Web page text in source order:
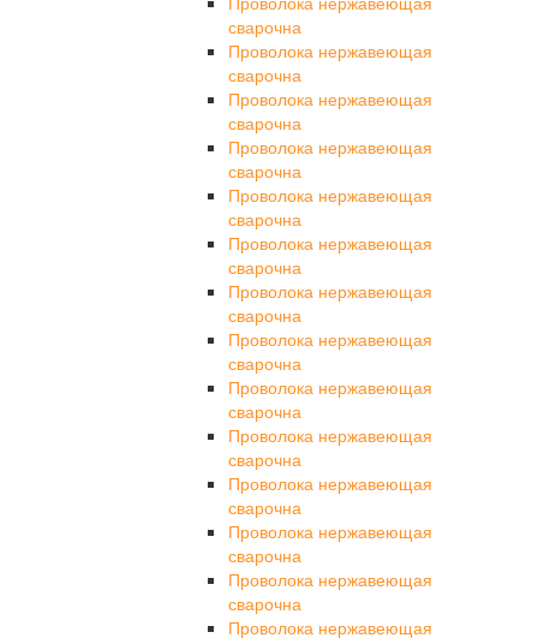
сварочна
Проволока нержавеющая
сварочна
Проволока нержавеющая
сварочна
Проволока нержавеющая
сварочна
Проволока нержавеющая
сварочна
Проволока нержавеющая
сварочна
Проволока нержавеющая
сварочна
Проволока нержавеющая
сварочна
Проволока нержавеющая
сварочна
Проволока нержавеющая
сварочна
Проволока нержавеющая
сварочна
Проволока нержавеющая
сварочна
Проволока нержавеющая
сварочна
Проволока нержавеющая